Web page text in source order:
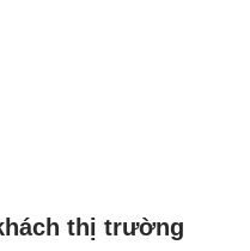
thị trường